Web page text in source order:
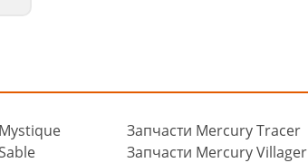
Запчасти Mercury Tracer
Запчасти Mercury Villager